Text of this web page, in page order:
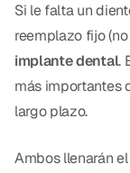
RESTAURATIVO
All-on-4
All-on-6
Coronas y Fundas
Puentes Dentales
Si le falta un
reemplazo fijo
implante dental.
más importantes
largo plazo.
Ambos llenarán